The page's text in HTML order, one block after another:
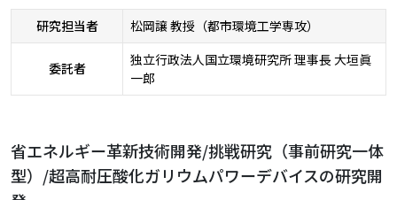
研究担当者 松岡譲 教授（都市環境工学専攻）
委託者
独立行政法人国立環境研究所 理事長 大垣眞
一郎
省エネルギー革新技術開発/挑戦研究（事前研究一体
型）/超高耐圧酸化ガリウムパワーデバイスの研究開